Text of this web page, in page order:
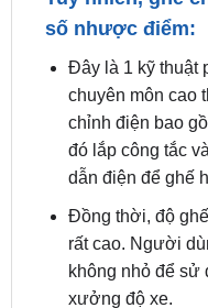
Đây là 1 kỹ thuật
chuyên môn cao
chỉnh điện bao
đó lắp công tắc
dẫn điện để ghế
Đồng thời, độ
rất cao. Người
không nhỏ để sử
xưởng độ xe.
Độ ghế ngoài